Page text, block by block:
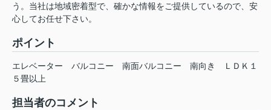
う。当社は地域密着型で、確かな情報をご提供しているので、安
心してお任せ下さい。
ポイント
エレベーター バルコニー 南面バルコニー 南向き
ＬＤＫ１
５畳以上
担当者のコメント